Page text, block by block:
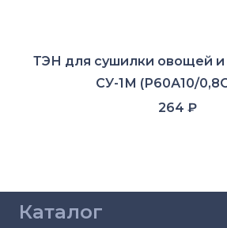
ТЭН для сушилки овощей и
СУ-1М (Р60А10/
264 ₽
Каталог